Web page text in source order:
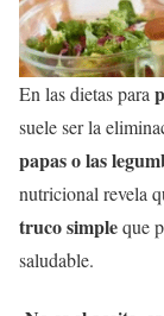
En las dietas para
suele ser la
papas o las
nutricional revela
truco simpleque
saludable.